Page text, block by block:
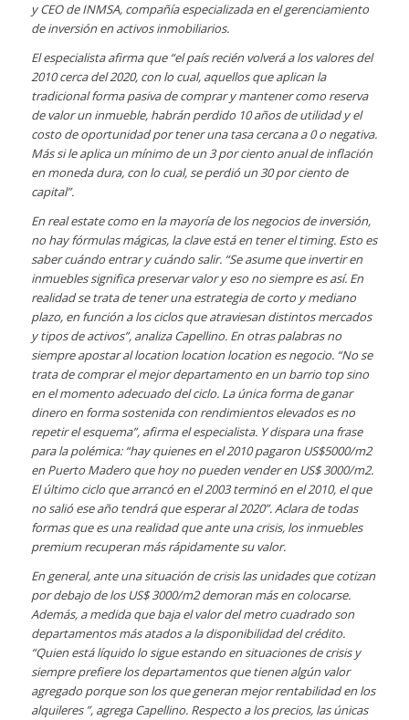
y CEO de INMSA, compañía especializada en el gerenciamiento
de inversión en activos inmobiliarios.
El especialista afirma que “el país recién volverá a los valores del
2010 cerca del 2020, con lo cual, aquellos que aplican la
tradicional forma pasiva de comprar y mantener como reserva
de valor un inmueble, habrán perdido 10 años de utilidad y el
costo de oportunidad por tener una tasa cercana a 0 o negativa.
Más si le aplica un mínimo de un 3 por ciento anual de inflación
en moneda dura, con lo cual, se perdió un 30 por ciento de
capital”.
En real estate como en la mayoría de los negocios de inversión,
no hay fórmulas mágicas, la clave está en tener el timing. Esto es
saber cuándo entrar y cuándo salir. “Se asume que invertir en
inmuebles significa preservar valor y eso no siempre es así. En
realidad se trata de tener una estrategia de corto y mediano
plazo, en función a los ciclos que atraviesan distintos mercados
y tipos de activos”, analiza Capellino. En otras palabras no
siempre apostar al location location location es negocio. “No se
trata de comprar el mejor departamento en un barrio top sino
en el momento adecuado del ciclo. La única forma de ganar
dinero en forma sostenida con rendimientos elevados es no
repetir el esquema”, afirma el especialista. Y dispara una frase
para la polémica: “hay quienes en el 2010 pagaron US$5000/m2
en Puerto Madero que hoy no pueden vender en US$ 3000/m2.
El último ciclo que arrancó en el 2003 terminó en el 2010, el que
no salió ese año tendrá que esperar al 2020”. Aclara de todas
formas que es una realidad que ante una crisis, los inmuebles
premium recuperan más rápidamente su valor.
En general, ante una situación de crisis las unidades que cotizan
por debajo de los US$ 3000/m2 demoran más en colocarse.
Además, a medida que baja el valor del metro cuadrado son
departamentos más atados a la disponibilidad del crédito.
“Quien está líquido lo sigue estando en situaciones de crisis y
siempre prefiere los departamentos que tienen algún valor
agregado porque son los que generan mejor rentabilidad en los
alquileres ”, agrega Capellino. Respecto a los precios, las únicas